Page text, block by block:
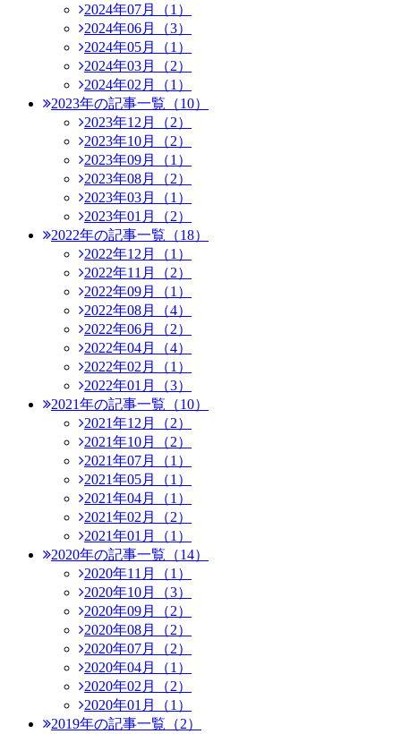
2024年07月（1）
2024年06月（3）
2024年05月（1）
2024年03月（2）
2024年02月（1）
2023年の記事一覧（10）
2023年12月（2）
2023年10月（2）
2023年09月（1）
2023年08月（2）
2023年03月（1）
2023年01月（2）
2022年の記事一覧（18）
2022年12月（1）
2022年11月（2）
2022年09月（1）
2022年08月（4）
2022年06月（2）
2022年04月（4）
2022年02月（1）
2022年01月（3）
2021年の記事一覧（10）
2021年12月（2）
2021年10月（2）
2021年07月（1）
2021年05月（1）
2021年04月（1）
2021年02月（2）
2021年01月（1）
2020年の記事一覧（14）
2020年11月（1）
2020年10月（3）
2020年09月（2）
2020年08月（2）
2020年07月（2）
2020年04月（1）
2020年02月（2）
2020年01月（1）
2019年の記事一覧（2）